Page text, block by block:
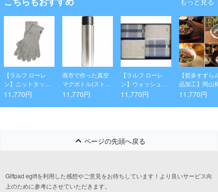
【ラルフ ローレ
ン】ニットタッチ
グローブ
11,770円
燕市で作った真空
マグボトル(ストレ
ート)500
11,770円
【ラルフ ローレ
ン】ウォッシュ＆
ハンドタオルセッ
11,770円
【哲多すずら
品加工】岡山
丼バラエティ
11,770円
ページの先頭へ戻る
Giftpad egiftを利用した感想やご意見をお待ちしています！より良いサービス向
上のために参考にさせていただきます。